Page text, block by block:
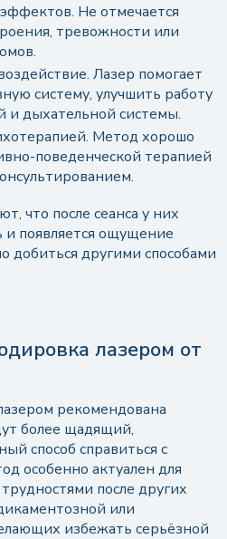
Не отмечается
тревожности или
Лазер помогает
систему, улучшить работу
и дыхательной системы.
Метод хорошо
поведенческой терапией
что после сеанса у них
появляется ощущение
добиться другими способами
лазером от
рекомендована
более щадящий,
способ справиться с
особенно актуален для
после других
или
избежать серьёзной